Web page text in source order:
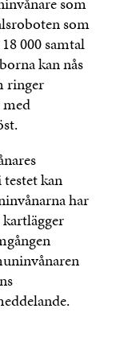
som
000 samtal
kan nås
ringer
kan
har